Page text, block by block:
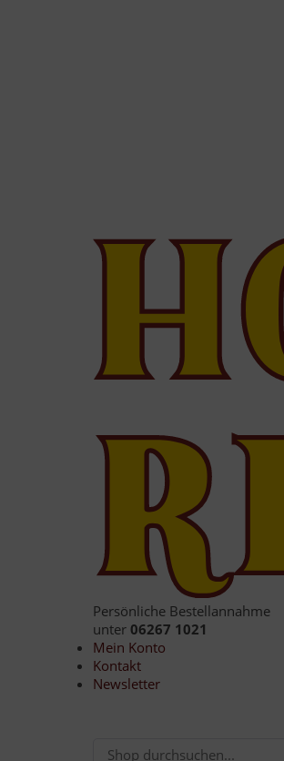
Persönliche Bestellannahme
unter 06267 1021
Mein Konto
Kontakt
Newsletter